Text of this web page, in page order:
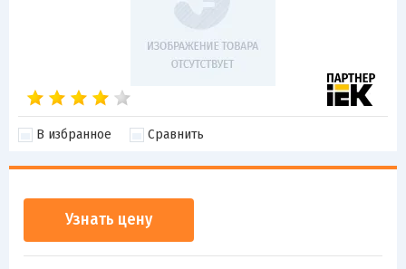
В избранное Сравнить
Узнать цену